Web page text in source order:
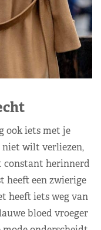
ook iets met je
niet wilt verliezen,
constant herinnerd
heeft een zwierige
heeft iets weg van
bloed vroeger